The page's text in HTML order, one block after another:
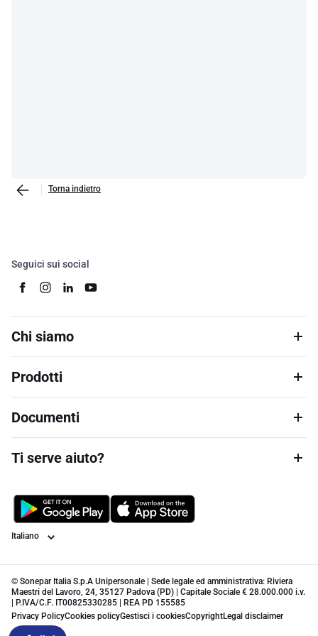
Torna indietro
Seguici sui social
Chi siamo
Prodotti
Documenti
Ti serve aiuto?
Lingua
© Sonepar Italia S.p.A Unipersonale | Sede legale ed amministrativa: Riviera
Maestri del Lavoro, 24, 35127 Padova (PD) | Capitale Sociale € 28.000.000 i.v.
| P.IVA/C.F. IT00825330285 | REA PD 155585
Privacy PolicyCookies policyGestisci i cookiesCopyrightLegal disclaimer